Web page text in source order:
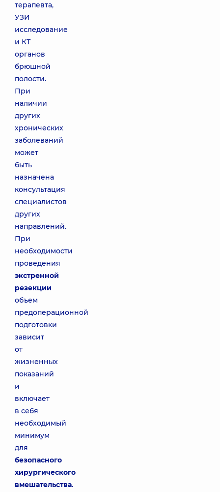
терапевта,
УЗИ
исследование
и КТ
органов
брюшной
полости.
При
наличии
других
хронических
заболеваний
может
быть
назначена
консультация
специалистов
других
направлений.
При
необходимости
проведения
экстренной
резекции
объем
предоперационной
подготовки
зависит
от
жизненных
показаний
и
включает
в себя
необходимый
минимум
для
безопасного
хирургического
вмешательства.